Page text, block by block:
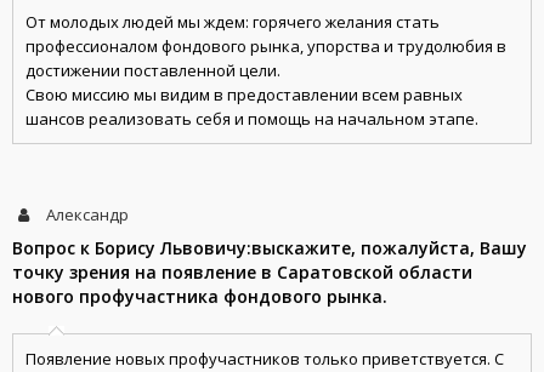
От молодых людей мы ждем: горячего желания стать
профессионалом фондового рынка, упорства и трудолюбия в
достижении поставленной цели.
Свою миссию мы видим в предоставлении всем равных
шансов реализовать себя и помощь на начальном этапе.
Александр
Вопрос к Борису Львовичу:выскажите, пожалуйста, Вашу
точку зрения на появление в Саратовской области
нового профучастника фондового рынка.
Появление новых профучастников только приветствуется. С